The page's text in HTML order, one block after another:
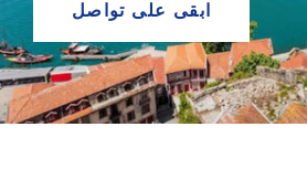
ابقى على تواصل